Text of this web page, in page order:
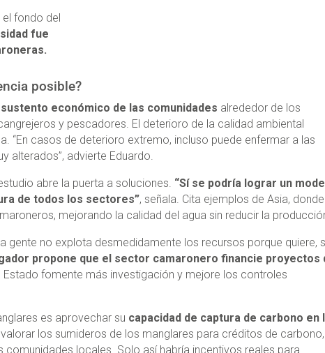
el fondo del
fue
posible?
económico de las comunidades alrededor de los
y pescadores. El deterioro de la calidad ambiental
“En casos de deterioro extremo, incluso puede enfermar a las
alterados”, advierte Eduardo.
abre la puerta a soluciones. “Sí se podría lograr un
de todos los sectores”, señala. Cita ejemplos de Asia,
mejorando la calidad del agua sin reducir la
gente no explota desmedidamente los recursos porque quiere,
propone que el sector camaronero financie proyectos
Estado fomente más investigación y mejore los controles
es aprovechar su capacidad de captura de carbono en
valorar los sumideros de los manglares para créditos de carbono,
locales. Solo así habría incentivos reales para